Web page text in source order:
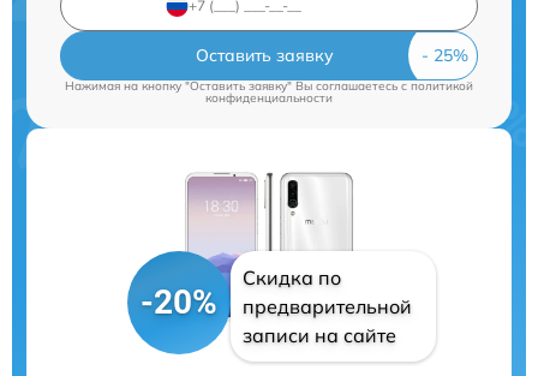
Оставить заявку
Нажимая на кнопку "Оставить заявку" Вы соглашаетесь cполитикой
конфиденциальности
-20%
Скидка по
предварительной
записи на сайте